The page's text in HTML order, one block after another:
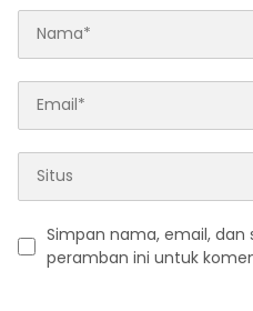
Simpan nama, email, dan
peramban ini untuk